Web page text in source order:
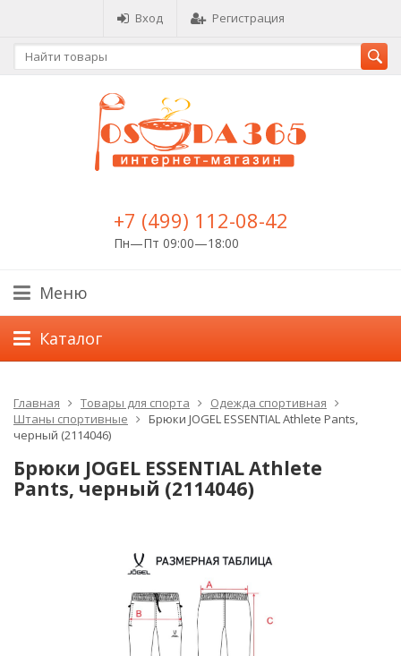
Вход Регистрация
+7 (499) 112-08-42
Пн—Пт 09:00—18:00
Меню
Каталог
Главная Товары для спорта
Одежда спортивная
Штаны спортивные
Брюки JOGEL ESSENTIAL Athlete Pants,
черный (2114046)
Брюки JOGEL ESSENTIAL Athlete
Pants, черный (2114046)